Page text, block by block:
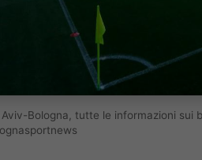
Bologna, tutte le informazioni sui